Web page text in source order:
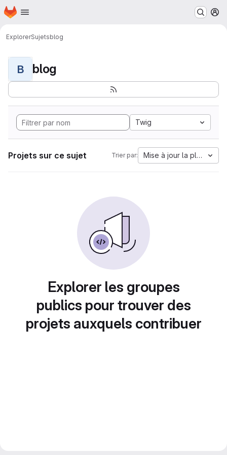
Passer au contenu principal
Page d'accueil
ExplorerSujetsblog
B blog
Twig
Projets sur ce sujet Trier par: Mise à jour la plus
Explorer les groupes
publics pour trouver des
projets auxquels contribuer